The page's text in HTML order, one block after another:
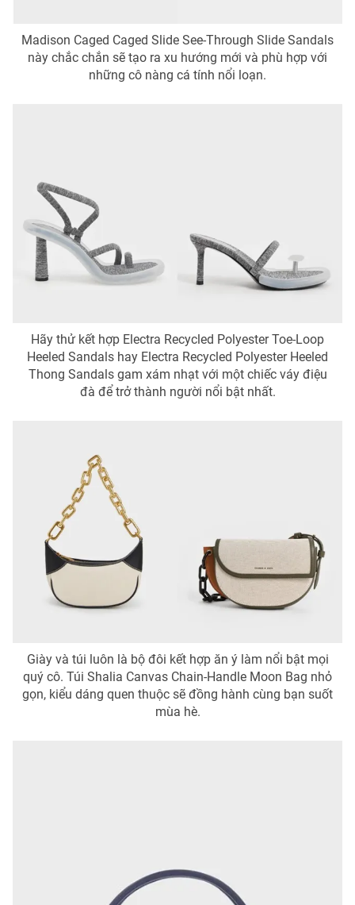
Madison Caged Caged Slide See-Through Slide Sandals
này chắc chắn sẽ tạo ra xu hướng mới và phù hợp với
những cô nàng cá tính nổi loạn.
Hãy thử kết hợp Electra Recycled Polyester Toe-Loop
Heeled Sandals hay Electra Recycled Polyester Heeled
Thong Sandals gam xám nhạt với một chiếc váy điệu
đà để trở thành người nổi bật nhất.
Giày và túi luôn là bộ đôi kết hợp ăn ý làm nổi bật mọi
quý cô. Túi Shalia Canvas Chain-Handle Moon Bag nhỏ
gọn, kiểu dáng quen thuộc sẽ đồng hành cùng bạn suốt
mùa hè.